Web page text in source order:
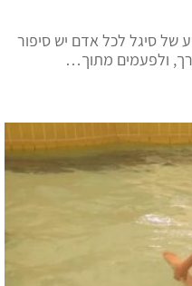
של סיגל לכל אדם יש סיפור
ולפעמים מתוך…